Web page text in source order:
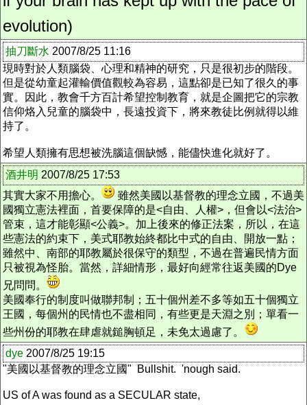
evolution)
抽刀斷水 2007/8/25 11:16
現時對於人類腦袋、心理和精神的研究，只是很初步的階段。
但是從幼童起灌輸價值觀較為容易，這點卻是已知了很久的事
實。因此，教會千方百計希望控制教育，就是企圖把它的宗教
信仰烙入兒童的腦袋中，長遠投資下，將來教徒比例就得以維
持了。
希望人類擁有思想被洗腦這個缺憾，能儘快進化就好了。
酒井明 2007/8/25 17:53
其實大家不用擔心。
雖然美國以基督教的理念立國，不過美
國獨立憲法裡面，首要保障的是<自由、人權>，但會以<法治>
管束，這才能彰顯<公義>。加上後來的修正法案，所以，在這
些憲法的約束下，美式耶教始終都比中式的自由、開放一點；
雖然中、南部的耶教屬於很保守的類型，不過在普遍民情方面
只被視為怪胎。當然，詳細情形，最好向經常往返美國的Dye
兄問問。
美國奉行的制度叫做聯邦制；五十個州差不多等如五十個獨立
王國，每個州的民情也不盡相同，有些更是天淵之別；單看一
些州份的耶教在肆虐就鎚胸頓足，未免太過慮了。
dye 2007/8/25 19:15
"美國以基督教的理念立國" Bullshit. 'nough said.
US of A was found as a SECULAR state,